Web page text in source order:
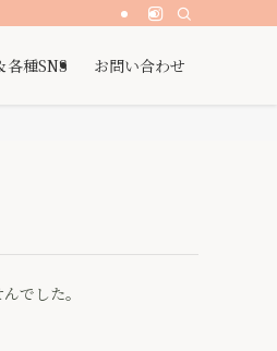
各種SNS お問い合わせ
でした。